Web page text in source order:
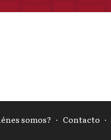
somos? · Contacto ·